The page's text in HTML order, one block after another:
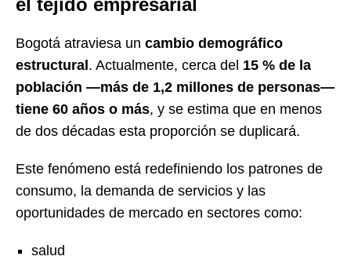
Bogotá atraviesa un cambio demográfico
estructural. Actualmente, cerca del 15 % de la
población —más de 1,2 millones de personas—
tiene 60 años o más, y se estima que en menos
de dos décadas esta proporción se duplicará.
Este fenómeno está redefiniendo los patrones de
consumo, la demanda de servicios y las
oportunidades de mercado en sectores como:
salud